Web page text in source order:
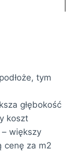
tym
głębokość
koszt
większy
cenę za m2